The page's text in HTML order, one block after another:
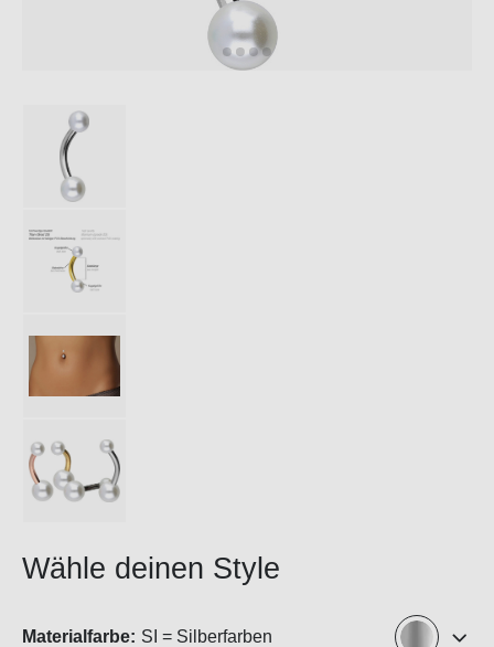
Wähle deinen Style
Materialfarbe: SI = Silberfarben